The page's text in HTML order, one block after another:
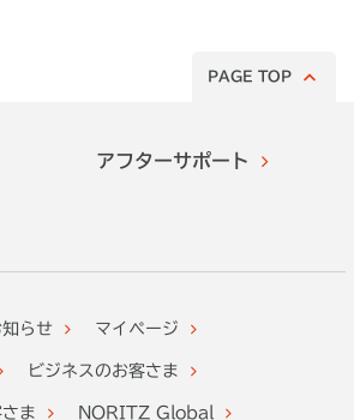
PAGE TOP
アフターサポート
らせ マイページ
ビジネスのお客さま
ま NORITZ Global